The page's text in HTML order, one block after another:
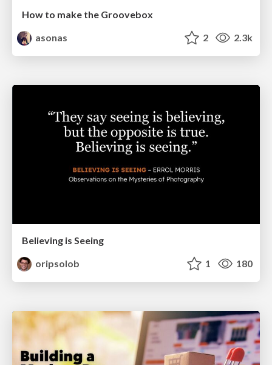
How to make the Groovebox
asonas
2 2.3k
Believing is Seeing
oripsolob
1 180